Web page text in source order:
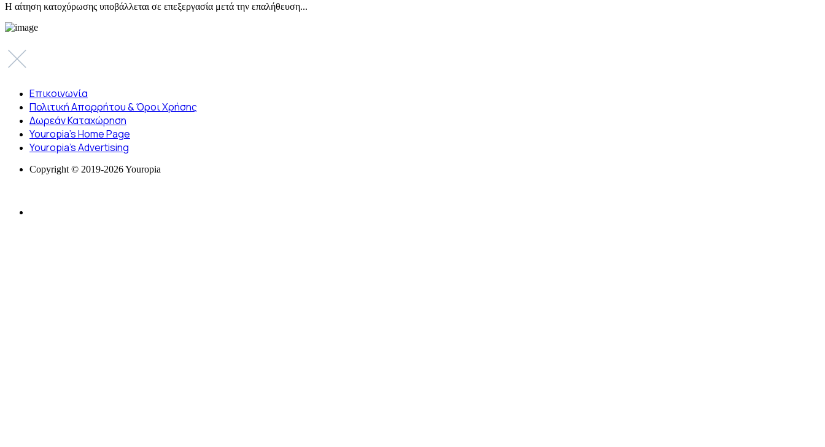
Η αίτηση κατοχύρωσης υποβάλλεται σε επεξεργασία μετά την επαλήθευση...
Επικοινωνία
Πολιτική Απορρήτου & Όροι Χρήσης
Δωρεάν Καταχώρηση
Youropia’s Home Page
Youropia’s Advertising
Copyright © 2019-2026 Youropia